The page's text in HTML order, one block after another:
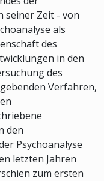
seiner Zeit - von
als
des
in den
des
Verfahren,
den
Psychoanalyse
letzten Jahren
zum ersten